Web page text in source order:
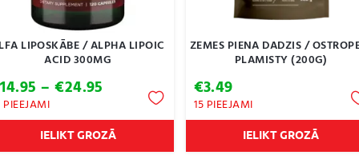
LIPOSKĀBE / ALPHA LIPOIC
ACID 300MG
14.95 – €24.95
€14.95
through
€24.95
PIEEJAMI
IELIKT GROZĀ
ZEMES PIENA DADZIS /
PLAMISTY (200G)
€3.49
15 PIEEJAMI
IELIKT GROZĀ